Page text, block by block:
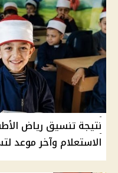
نتيجة تنسيق رياض
الاستعلام وآخر موعد